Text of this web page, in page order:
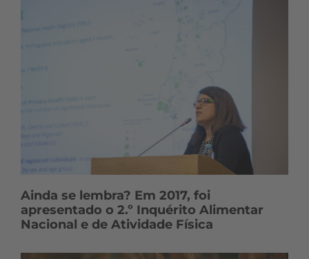
Ainda se lembra? Em 2017, foi
apresentado o 2.º Inquérito Alimentar
Nacional e de Atividade Física